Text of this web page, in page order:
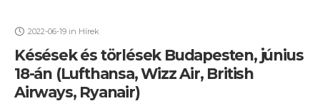
2022-06-19 in Hírek
Késések és törlések Budapesten, június
18-án (Lufthansa, Wizz Air, British
Airways, Ryanair)